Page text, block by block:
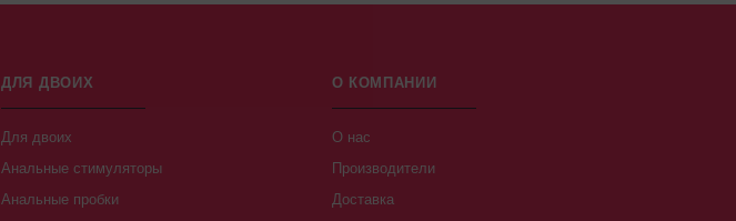
ДЛЯ ДВОИХ
Для двоих
Анальные стимуляторы
Анальные пробки
О КОМПАНИИ
О нас
Производители
Доставка